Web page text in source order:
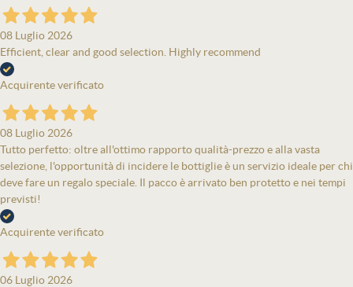
08 Luglio 2026
Efficient, clear and good selection. Highly recommend
Acquirente verificato
08 Luglio 2026
Tutto perfetto: oltre all'ottimo rapporto qualità-prezzo e alla vasta
selezione, l'opportunità di incidere le bottiglie è un servizio ideale per chi
deve fare un regalo speciale. Il pacco è arrivato ben protetto e nei tempi
previsti!
Acquirente verificato
06 Luglio 2026